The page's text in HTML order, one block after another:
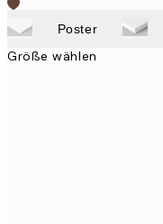
Poster
Größe wählen